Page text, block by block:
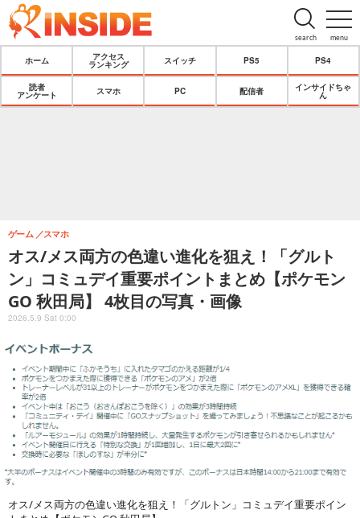
menu
search
ホーム
アクセス
ランキング
スイッチ PS5 PS4
読者
アンケート
スマホ PC 配信者
インサイドちゃ
ん
オス/メス両方の色違い進化を狙え！「グルト
ン」コミュデイ重要ポイントまとめ【ポケモン
GO 秋田局】 4枚目の写真・画像
ゲーム スマホ
2026.5.9 Sat 0:00
オス/メス両方の色違い進化を狙え！「グルトン」コミュデイ重要ポイン